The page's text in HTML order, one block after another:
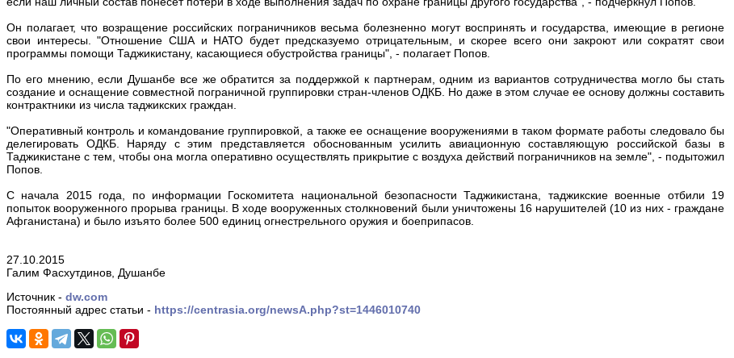
Он полагает, что возращение российских пограничников весьма болезненно могут воспринять и государства, имеющие в регионе
свои интересы. "Отношение США и НАТО будет предсказуемо отрицательным, и скорее всего они закроют или сократят свои
программы помощи Таджикистану, касающиеся обустройства границы", - полагает Попов.
По его мнению, если Душанбе все же обратится за поддержкой к партнерам, одним из вариантов сотрудничества могло бы стать
создание и оснащение совместной пограничной группировки стран-членов ОДКБ. Но даже в этом случае ее основу должны составить
контрактники из числа таджикских граждан.
"Оперативный контроль и командование группировкой, а также ее оснащение вооружениями в таком формате работы следовало бы
делегировать ОДКБ. Наряду с этим представляется обоснованным усилить авиационную составляющую российской базы в
Таджикистане с тем, чтобы она могла оперативно осуществлять прикрытие с воздуха действий пограничников на земле", - подытожил
Попов.
С начала 2015 года, по информации Госкомитета национальной безопасности Таджикистана, таджикские военные отбили 19
попыток вооруженного прорыва границы. В ходе вооруженных столкновений были уничтожены 16 нарушителей (10 из них - граждане
Афганистана) и было изъято более 500 единиц огнестрельного оружия и боеприпасов.
27.10.2015
Галим Фасхутдинов, Душанбе
Источник - dw.com
Постоянный адрес статьи - https://centrasia.org/newsA.php?st=1446010740